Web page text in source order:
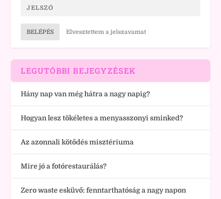
BELÉPÉS Elvesztettem a jelszavamat
LEGUTÓBBI BEJEGYZÉSEK
Hány nap van még hátra a nagy napig?
Hogyan lesz tökéletes a menyasszonyi sminked?
Az azonnali kötődés misztériuma
Mire jó a fotórestaurálás?
Zero waste esküvő: fenntarthatóság a nagy napon